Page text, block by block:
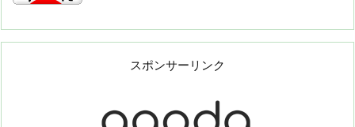
スポンサーリンク